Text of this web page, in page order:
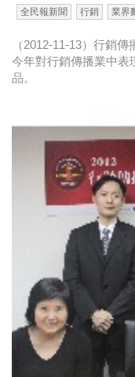
全民報新聞 行銷 業界
（2012-11-13）行銷
今年對行銷傳播業中表
品。
感美照
2023台灣民生快
牌足跡贏家
CSD中衛營運長
金獎的代價 牛恆
台灣百事食品 注
黃麗萍：媒體代理
牛恆泰：媒體產
搞？（上）